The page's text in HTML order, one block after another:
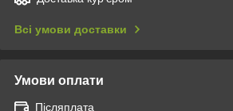
Всі умови доставки
Умови оплати
Післяплата